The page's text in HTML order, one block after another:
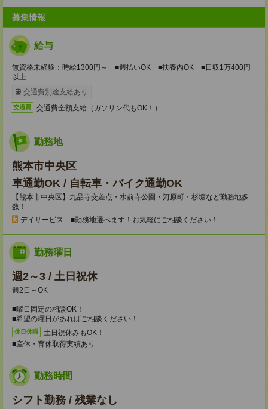
募集情報
給与
無資格未経験：時給1300円～ ■週払いOK ■扶養内OK ■日収1万400円
以上
交通費別途支給あり
交通費 交通費全額支給（ガソリン代もOK！）
勤務地
熊本市中央区
車通勤OK / 自転車・バイク通勤OK
【熊本市中央区】九品寺交差点・水前寺公園・河原町・杉塘など勤務地多
数！
デイサービス ■勤務地選べます！お気軽にご相談ください！
勤務曜日
週2～3 / 土日祝休
週2日～OK
■曜日固定の相談OK！
■希望の曜日があればご相談ください！
休日休暇
土日祝休みもOK！
■産休・育休取得実績あり
勤務時間
シフト勤務 / 残業なし